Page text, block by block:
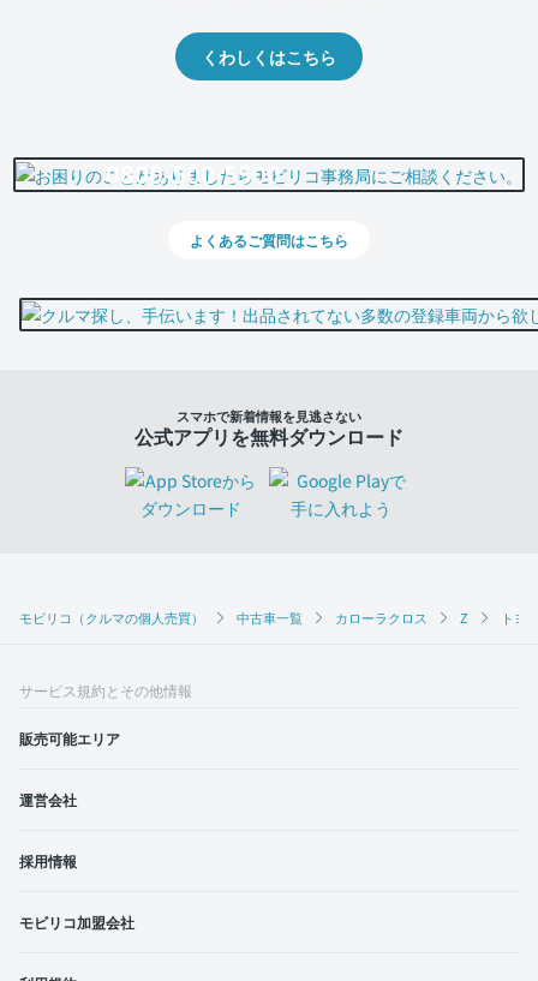
モビリコ（クルマの個人売買） 中古車一覧 カローラクロス Z トヨ
くわしくはこちら
0800-500-5500
よくあるご質問はこちら
スマホで新着情報を見逃さない
公式アプリを無料ダウンロード
サービス規約とその他情報
販売可能エリア
運営会社
採用情報
モビリコ加盟会社